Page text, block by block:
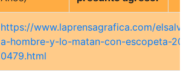
https://www.laprensagrafica.com/
a-hombre-y-lo-matan-con-escopeta-
0479.html